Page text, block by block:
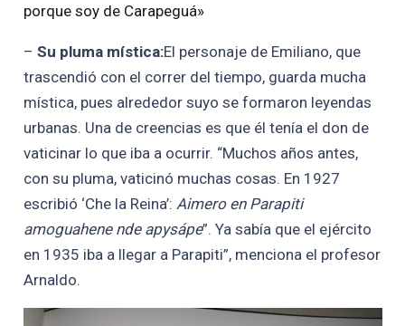
porque soy de Carapeguá»
– Su pluma mística:El personaje de Emiliano, que
trascendió con el correr del tiempo, guarda mucha
mística, pues alrededor suyo se formaron leyendas
urbanas. Una de creencias es que él tenía el don de
vaticinar lo que iba a ocurrir. “Muchos años antes,
con su pluma, vaticinó muchas cosas. En 1927
escribió ‘Che la Reina’: Aimero en Parapiti
amoguahene nde apysápe”. Ya sabía que el ejército
en 1935 iba a llegar a Parapiti”, menciona el profesor
Arnaldo.